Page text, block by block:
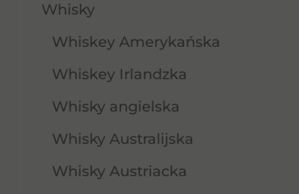
Whisky
Whiskey Amerykańska
Whiskey Irlandzka
Whisky angielska
Whisky Australijska
Whisky Austriacka